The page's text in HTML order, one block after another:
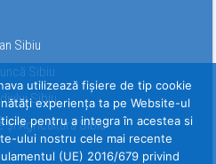
Sibiu
Sibiu
Sibiu
și Agricultură Sibiu
utilizează fişiere de tip cookie
experiența ta pe Website-ul
pentru a integra în acestea si
ului nostru cele mai recente
(UE) 2016/679 privind